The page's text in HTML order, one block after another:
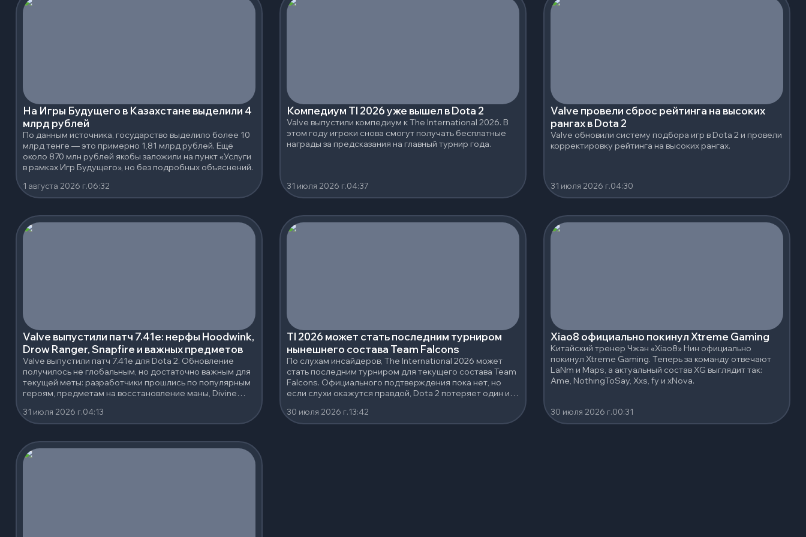
На Игры Будущего в Казахстане выделили 4
млрд рублей
По данным источника, государство выделило более 10
млрд тенге — это примерно 1,81 млрд рублей. Ещё
около 870 млн рублей якобы заложили на пункт «Услуги
в рамках Игр Будущего», но без подробных объяснений.
1 августа 2026 г.06:32
Компедиум TI 2026 уже вышел в Dota 2
Valve выпустили компедиум к The International 2026. В
этом году игроки снова смогут получать бесплатные
награды за предсказания на главный турнир года.
31 июля 2026 г.04:37
Valve провели сброс рейтинга на высоких
рангах в Dota 2
Valve обновили систему подбора игр в Dota 2 и провели
корректировку рейтинга на высоких рангах.
31 июля 2026 г.04:30
Valve выпустили патч 7.41e: нерфы Hoodwink,
Drow Ranger, Snapfire и важных предметов
Valve выпустили патч 7.41e для Dota 2. Обновление
получилось не глобальным, но достаточно важным для
текущей меты: разработчики прошлись по популярным
героям, предметам на восстановление маны, Divine
31 июля 2026 г.04:13
TI 2026 может стать последним турниром
нынешнего состава Team Falcons
По слухам инсайдеров, The International 2026 может
стать последним турниром для текущего состава Team
Falcons. Официального подтверждения пока нет, но
если слухи окажутся правдой, Dota 2 потеряет один из
30 июля 2026 г.13:42
Xiao8 официально покинул Xtreme Gaming
Китайский тренер Чжан «Xiao8» Нин официально
покинул Xtreme Gaming. Теперь за команду отвечают
LaNm и Maps, а актуальный состав XG выглядит так:
Ame, NothingToSay, Xxs, fy и xNova.
30 июля 2026 г.00:31